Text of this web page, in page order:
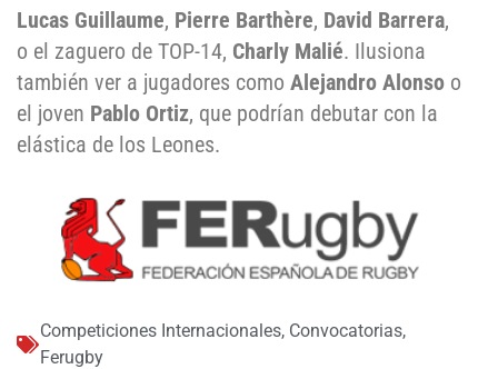
Lucas Guillaume, Pierre Barthère, David Barrera,
o el zaguero de TOP-14, Charly Malié. Ilusiona
también ver a jugadores como Alejandro Alonso o
el joven Pablo Ortiz, que podrían debutar con la
elástica de los Leones.
Competiciones Internacionales, Convocatorias,
Ferugby